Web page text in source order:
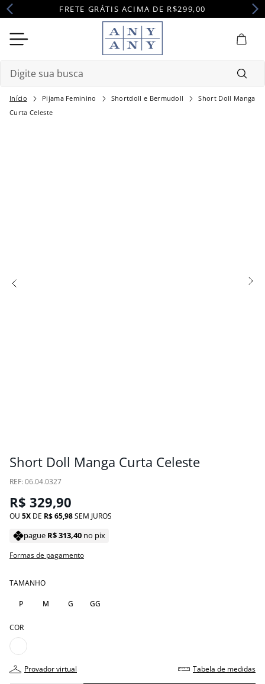
FRETE GRÁTIS ACIMA DE R$299,00
Pijama Feminino Shortdoll e Bermudoll
Short Doll Manga
Curta Celeste
Short Doll Manga Curta Celeste
: 06.04.0327
R$ 329,90
OU 5 DE R$65,98SEM JUROS
pague R$313,40 no pix
Formas de pagamento
TAMANHO
P M G GG
COR
provador virtual tabela de medidas
Termos mais buscados